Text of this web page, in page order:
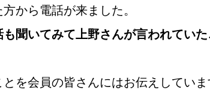
から電話が来ました。
聞いてみて上野さんが言われてい
を会員の皆さんにはお伝えしていま